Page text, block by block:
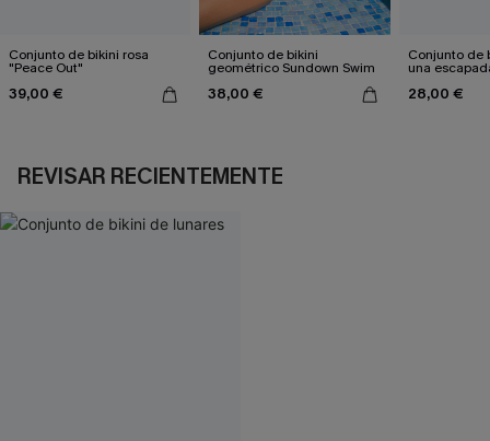
Conjunto de bikini rosa
"Peace Out"
39,00 €
Conjunto de bikini
geométrico Sundown Swim
38,00 €
Conjunto de
una
28,00 €
REVISAR RECIENTEMENTE